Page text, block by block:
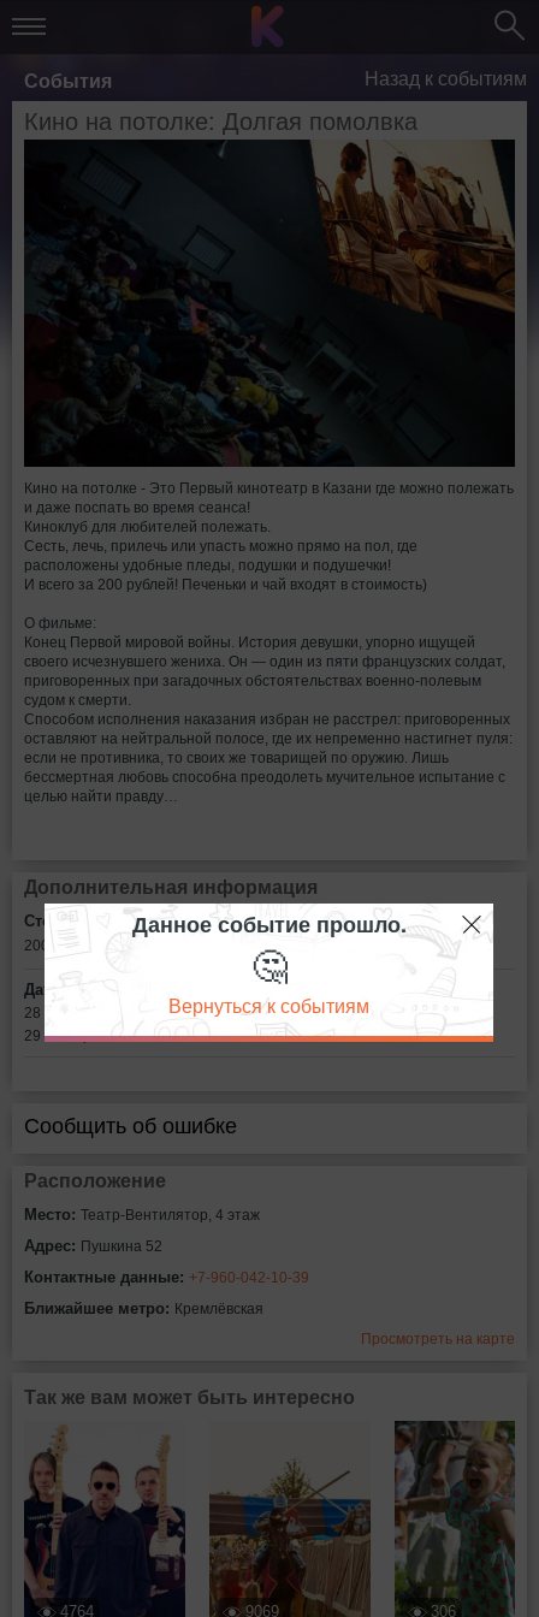
События Назад к событиям
Кино на потолке: Долгая помолвка
Кино на потолке - Это Первый кинотеатр в Казани где можно полежать
и даже поспать во время сеанса!
Киноклуб для любителей полежать.
Сесть, лечь, прилечь или упасть можно прямо на пол, где
расположены удобные пледы, подушки и подушечки!
И всего за 200 рублей! Печеньки и чай входят в стоимость)
О фильме:
Конец Первой мировой войны. История девушки, упорно ищущей
своего исчезнувшего жениха. Он — один из пяти французских солдат,
приговоренных при загадочных обстоятельствах военно-полевым
судом к смерти.
Способом исполнения наказания избран не расстрел: приговоренных
оставляют на нейтральной полосе, где их непременно настигнет пуля:
если не противника, то своих же товарищей по оружию. Лишь
бессмертная любовь способна преодолеть мучительное испытание с
целью найти правду…
Дополнительная информация
Стоимость билетов:
200 рублей
Дата:
28 октября в 21:00
29 октября в 19:00
Сообщить об ошибке
Расположение
Место: Театр-Вентилятор, 4 этаж
Адрес: Пушкина 52
Контактные данные: +7-960-042-10-39
Ближайшее метро: Кремлёвская
Просмотреть на карте
Так же вам может быть интересно
4764 9069 306
Данное событие прошло.
🤔
Вернуться к событиям